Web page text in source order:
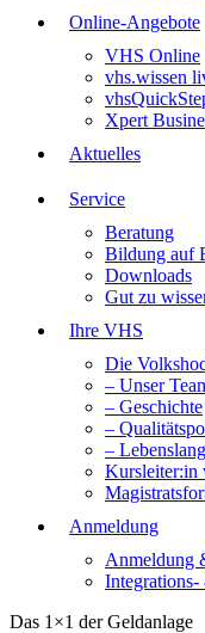
Online-Angebote
VHS Online
vhs.wissen
Xpert
Aktuelles
Service
Beratung
Bildung auf
Downloads
Gut zu
Ihre VHS
Die
– Unser
– Geschichte
–
–
Kursleiter:in
Anmeldung
Anmeldung
Integrations-
Das 1×1 der Geldanlage